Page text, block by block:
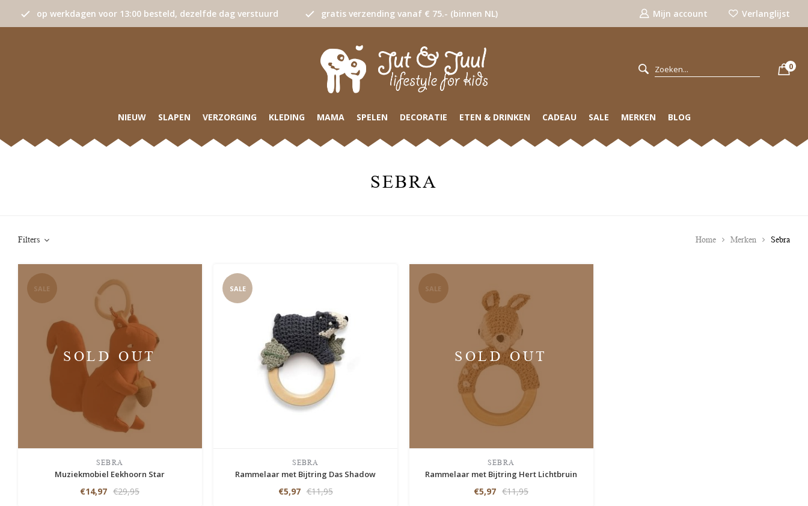
op werkdagen voor 13:00 besteld, dezelfde dag verstuurd gratis verzending vanaf € 75.- (binnen NL) Mijn account Verlanglijst
0
NIEUW SLAPEN VERZORGING KLEDING MAMA SPELEN DECORATIE ETEN & DRINKEN CADEAU SALE MERKEN BLOG
SEBRA
Filters Home Merken Sebra
SALE
SOLD OUT
SEBRA
Muziekmobiel Eekhoorn Star
€14,97 €29,95
SALE
SEBRA
Rammelaar met Bijtring Das Shadow
€5,97 €11,95
SALE
SOLD OUT
SEBRA
Rammelaar met Bijtring Hert Lichtbruin
€5,97 €11,95